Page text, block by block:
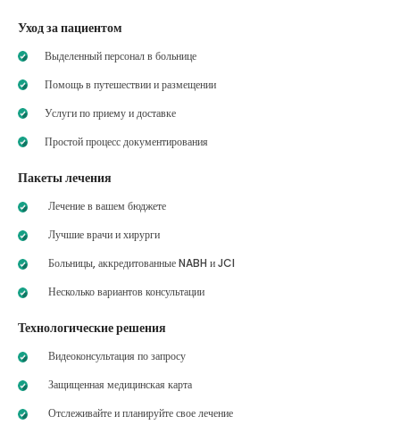
Уход за пациентом
Выделенный персонал в больнице
Помощь в путешествии и размещении
Услуги по приему и доставке
Простой процесс документирования
Пакеты лечения
Лечение в вашем бюджете
Лучшие врачи и хирурги
Больницы, аккредитованные NABH и JCI
Несколько вариантов консультации
Технологические решения
Видеоконсультация по запросу
Защищенная медицинская карта
Отслеживайте и планируйте свое лечение